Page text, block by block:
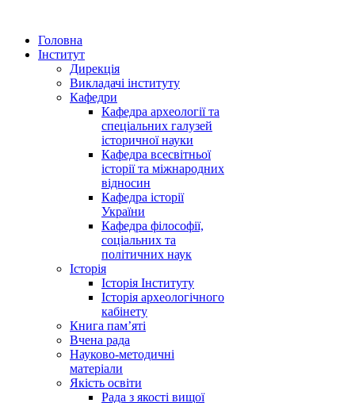
Головна
Інститут
Дирекція
Викладачі інституту
Кафедри
Кафедра археології та
спеціальних галузей
історичної науки
Кафедра всесвітньої
історії та міжнародних
відносин
Кафедра історії
України
Кафедра філософії,
соціальних та
політичних наук
Історія
Історія Інституту
Історія археологічного
кабінету
Книга памʼяті
Вчена рада
Науково-методичні
матеріали
Якість освіти
Рада з якості вищої